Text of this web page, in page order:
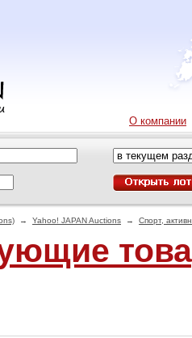
О компании
→ Yahoo! JAPAN Auctions → Спорт,